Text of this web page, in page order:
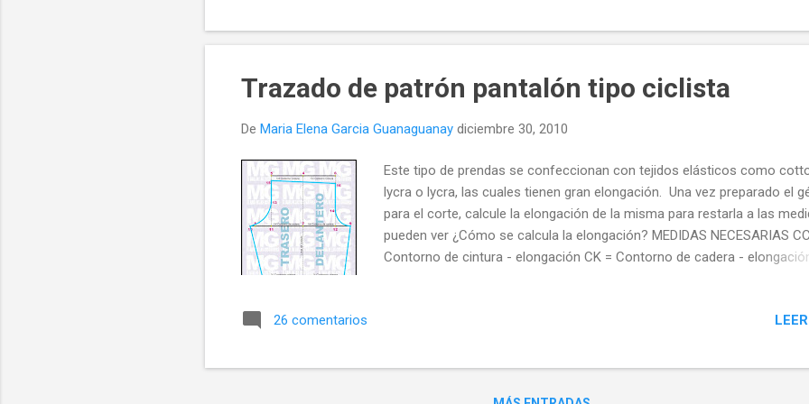
en una jareta. Medidas necesarias: Contorno de cintura (CC) Contorno
Cadera (CK) Altura de Tiro (AT) Altura de rodilla (AR) Contorno de
los géneros elásticos debemos descontar a nuestras medidas el
Trazado de patrón pantalón tipo ciclista
De Maria Elena Garcia Guanaguanay diciembre 30, 2010
Este tipo de prendas se confeccionan con tejidos elásticos como
lycra o lycra, las cuales tienen gran elongación. Una vez preparado el
para el corte, calcule la elongación de la misma para restarla a las
pueden ver ¿Cómo se calcula la elongación? MEDIDAS NECESARIAS
Contorno de cintura - elongación CK = Contorno de cadera -
26 comentarios